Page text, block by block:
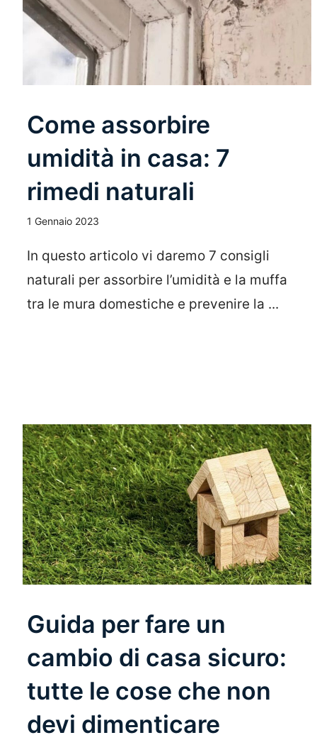
Come assorbire
umidità in casa: 7
rimedi naturali
1 Gennaio 2023
In questo articolo vi daremo 7 consigli
naturali per assorbire l’umidità e la muffa
tra le mura domestiche e prevenire la ...
Guida per fare un
cambio di casa sicuro:
tutte le cose che non
devi dimenticare